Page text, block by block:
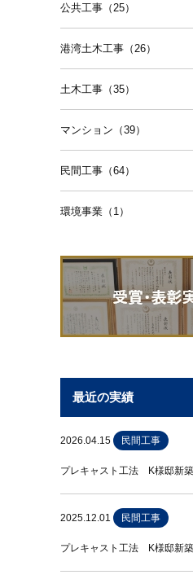
公共工事（25）
港湾土木工事（26）
土木工事（35）
マンション（39）
民間工事（64）
環境事業（1）
最近の実績
2026.04.15 民間工事
プレキャスト工法 K様邸新
2025.12.01 民間工事
プレキャスト工法 K様邸新